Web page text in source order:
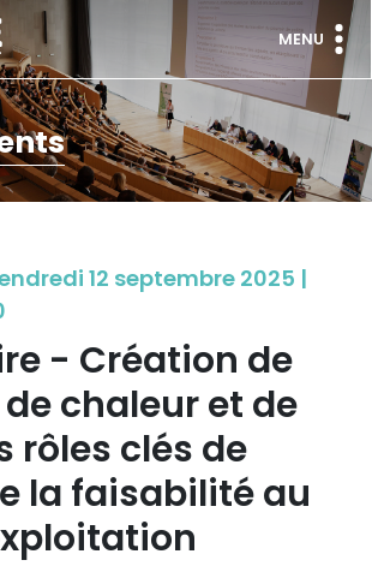
MENU
12 septembre 2025 |
- Création de
chaleur et de
rôles clés de
la faisabilité au